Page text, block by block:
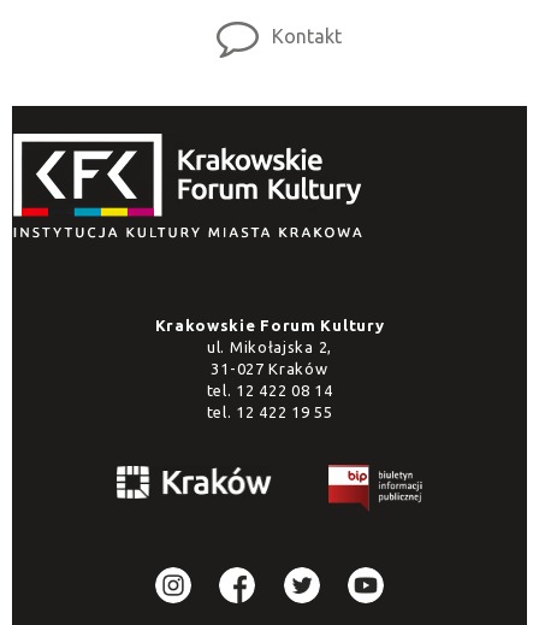
Kontakt
Krakowskie Forum Kultury
ul. Mikołajska 2,
31-027 Kraków
tel. 12 422 08 14
tel. 12 422 19 55